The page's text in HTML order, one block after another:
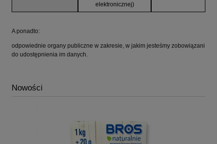
elektronicznej)
A ponadto:
odpowiednie organy publiczne w zakresie, w jakim jesteśmy zobowiązani
do udostępnienia im danych.
Nowości